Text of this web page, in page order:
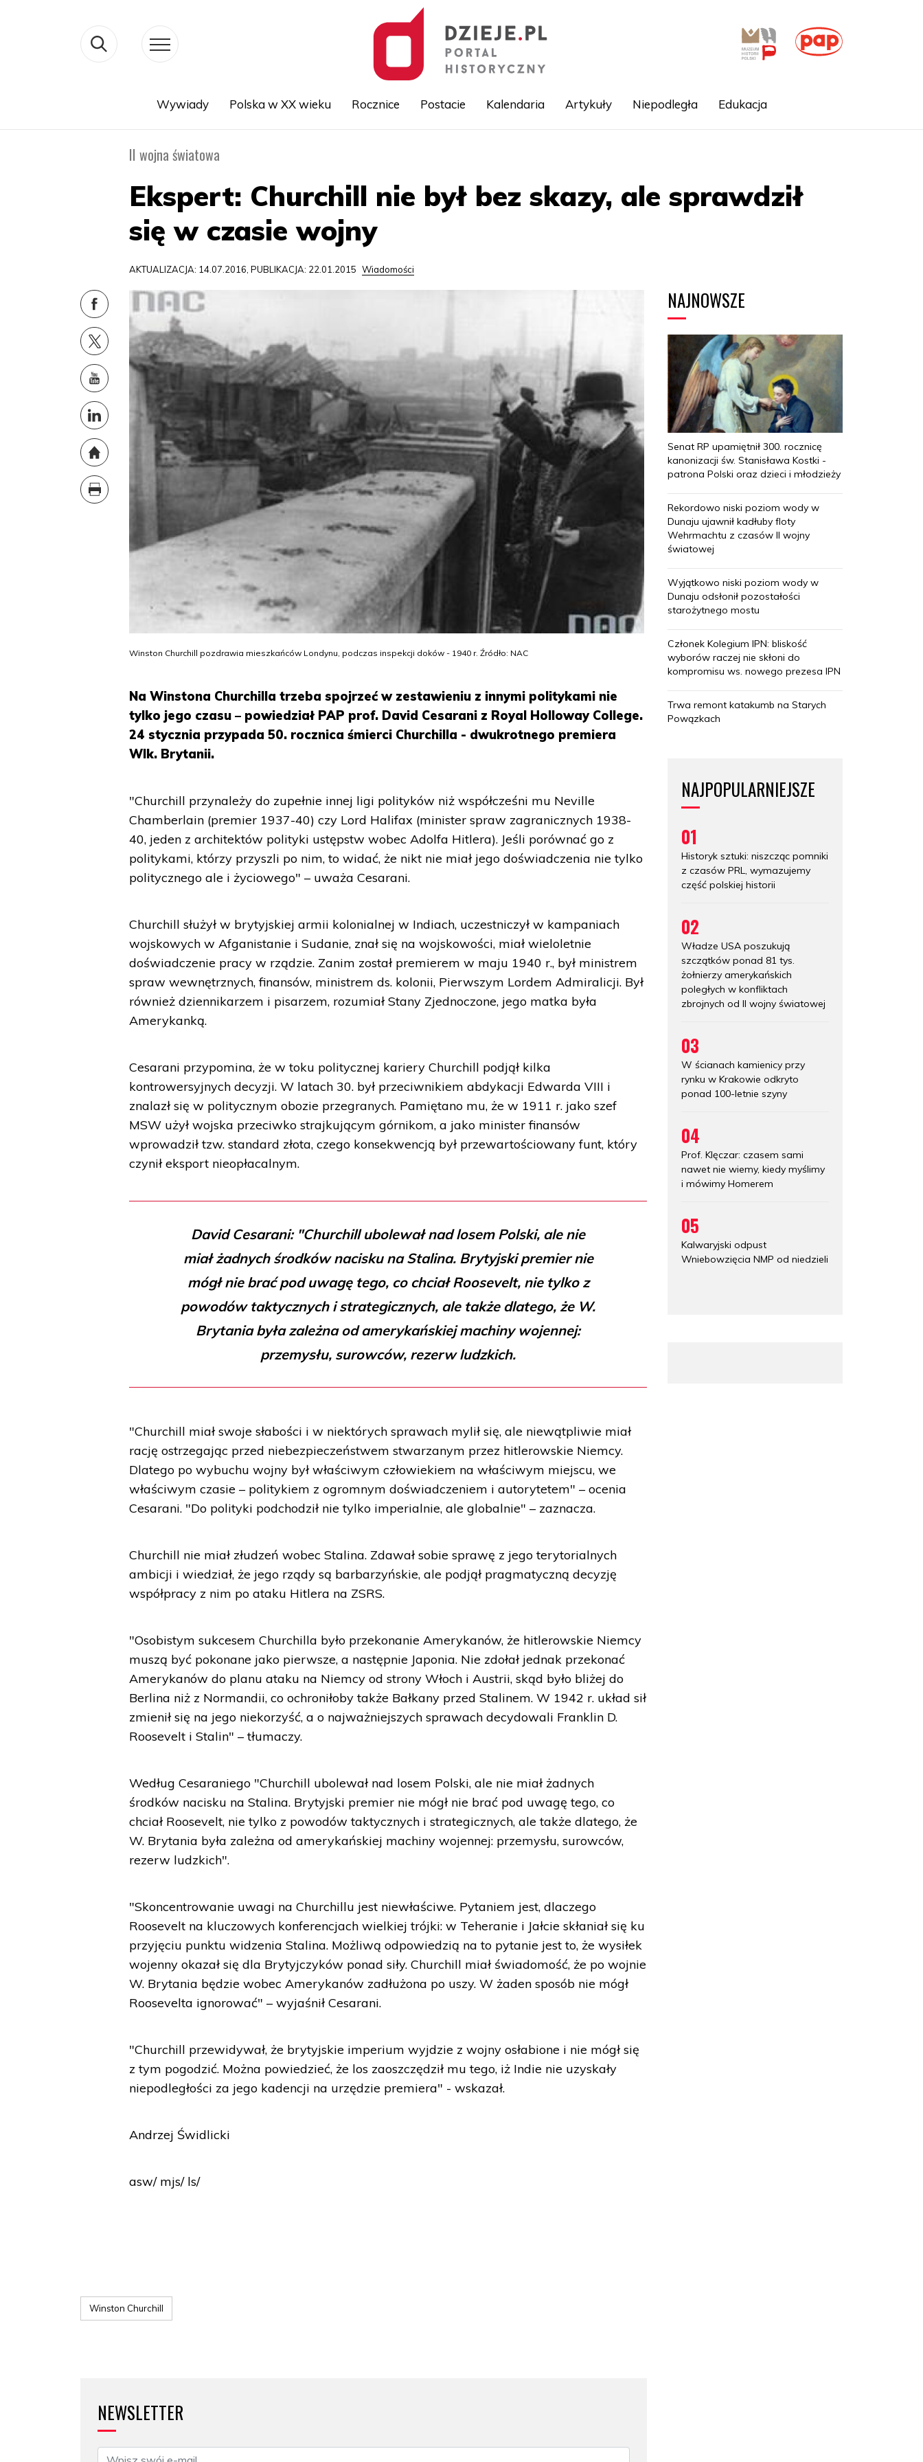
Wywiady Polska w XX wieku Rocznice Postacie Kalendaria Artykuły Niepodległa Edukacja
II wojna światowa
Ekspert: Churchill nie był bez skazy, ale sprawdził
się w czasie wojny
AKTUALIZACJA: 14.07.2016, PUBLIKACJA: 22.01.2015 Wiadomości
Winston Churchill pozdrawia mieszkańców Londynu, podczas inspekcji doków - 1940 r. Źródło: NAC
Na Winstona Churchilla trzeba spojrzeć w zestawieniu z innymi politykami nie
tylko jego czasu – powiedział PAP prof. David Cesarani z Royal Holloway College.
24 stycznia przypada 50. rocznica śmierci Churchilla - dwukrotnego premiera
Wlk. Brytanii.
"Churchill przynależy do zupełnie innej ligi polityków niż współcześni mu Neville
Chamberlain (premier 1937-40) czy Lord Halifax (minister spraw zagranicznych 1938-
40, jeden z architektów polityki ustępstw wobec Adolfa Hitlera). Jeśli porównać go z
politykami, którzy przyszli po nim, to widać, że nikt nie miał jego doświadczenia nie tylko
politycznego ale i życiowego" – uważa Cesarani.
Churchill służył w brytyjskiej armii kolonialnej w Indiach, uczestniczył w kampaniach
wojskowych w Afganistanie i Sudanie, znał się na wojskowości, miał wieloletnie
doświadczenie pracy w rządzie. Zanim został premierem w maju 1940 r., był ministrem
spraw wewnętrznych, finansów, ministrem ds. kolonii, Pierwszym Lordem Admiralicji. Był
również dziennikarzem i pisarzem, rozumiał Stany Zjednoczone, jego matka była
Amerykanką.
Cesarani przypomina, że w toku politycznej kariery Churchill podjął kilka
kontrowersyjnych decyzji. W latach 30. był przeciwnikiem abdykacji Edwarda VIII i
znalazł się w politycznym obozie przegranych. Pamiętano mu, że w 1911 r. jako szef
MSW użył wojska przeciwko strajkującym górnikom, a jako minister finansów
wprowadził tzw. standard złota, czego konsekwencją był przewartościowany funt, który
czynił eksport nieopłacalnym.
David Cesarani: "Churchill ubolewał nad losem Polski, ale nie
miał żadnych środków nacisku na Stalina. Brytyjski premier nie
mógł nie brać pod uwagę tego, co chciał Roosevelt, nie tylko z
powodów taktycznych i strategicznych, ale także dlatego, że W.
Brytania była zależna od amerykańskiej machiny wojennej:
przemysłu, surowców, rezerw ludzkich.
"Churchill miał swoje słabości i w niektórych sprawach mylił się, ale niewątpliwie miał
rację ostrzegając przed niebezpieczeństwem stwarzanym przez hitlerowskie Niemcy.
Dlatego po wybuchu wojny był właściwym człowiekiem na właściwym miejscu, we
właściwym czasie – politykiem z ogromnym doświadczeniem i autorytetem" – ocenia
Cesarani. "Do polityki podchodził nie tylko imperialnie, ale globalnie" – zaznacza.
Churchill nie miał złudzeń wobec Stalina. Zdawał sobie sprawę z jego terytorialnych
ambicji i wiedział, że jego rządy są barbarzyńskie, ale podjął pragmatyczną decyzję
współpracy z nim po ataku Hitlera na ZSRS.
"Osobistym sukcesem Churchilla było przekonanie Amerykanów, że hitlerowskie Niemcy
muszą być pokonane jako pierwsze, a następnie Japonia. Nie zdołał jednak przekonać
Amerykanów do planu ataku na Niemcy od strony Włoch i Austrii, skąd było bliżej do
Berlina niż z Normandii, co ochroniłoby także Bałkany przed Stalinem. W 1942 r. układ sił
zmienił się na jego niekorzyść, a o najważniejszych sprawach decydowali Franklin D.
Roosevelt i Stalin" – tłumaczy.
Według Cesaraniego "Churchill ubolewał nad losem Polski, ale nie miał żadnych
środków nacisku na Stalina. Brytyjski premier nie mógł nie brać pod uwagę tego, co
chciał Roosevelt, nie tylko z powodów taktycznych i strategicznych, ale także dlatego, że
W. Brytania była zależna od amerykańskiej machiny wojennej: przemysłu, surowców,
rezerw ludzkich".
"Skoncentrowanie uwagi na Churchillu jest niewłaściwe. Pytaniem jest, dlaczego
Roosevelt na kluczowych konferencjach wielkiej trójki: w Teheranie i Jałcie skłaniał się ku
przyjęciu punktu widzenia Stalina. Możliwą odpowiedzią na to pytanie jest to, że wysiłek
wojenny okazał się dla Brytyjczyków ponad siły. Churchill miał świadomość, że po wojnie
W. Brytania będzie wobec Amerykanów zadłużona po uszy. W żaden sposób nie mógł
Roosevelta ignorować" – wyjaśnił Cesarani.
"Churchill przewidywał, że brytyjskie imperium wyjdzie z wojny osłabione i nie mógł się
z tym pogodzić. Można powiedzieć, że los zaoszczędził mu tego, iż Indie nie uzyskały
niepodległości za jego kadencji na urzędzie premiera" - wskazał.
Andrzej Świdlicki
asw/ mjs/ ls/
Winston Churchill
NEWSLETTER
NAJNOWSZE
Senat RP upamiętnił 300. rocznicę
kanonizacji św. Stanisława Kostki -
patrona Polski oraz dzieci i młodzieży
Rekordowo niski poziom wody w
Dunaju ujawnił kadłuby floty
Wehrmachtu z czasów II wojny
światowej
Wyjątkowo niski poziom wody w
Dunaju odsłonił pozostałości
starożytnego mostu
Członek Kolegium IPN: bliskość
wyborów raczej nie skłoni do
kompromisu ws. nowego prezesa IPN
Trwa remont katakumb na Starych
Powązkach
NAJPOPULARNIEJSZE
01
Historyk sztuki: niszcząc pomniki
z czasów PRL, wymazujemy
część polskiej historii
02
Władze USA poszukują
szczątków ponad 81 tys.
żołnierzy amerykańskich
poległych w konfliktach
zbrojnych od II wojny światowej
03
W ścianach kamienicy przy
rynku w Krakowie odkryto
ponad 100-letnie szyny
04
Prof. Klęczar: czasem sami
nawet nie wiemy, kiedy myślimy
i mówimy Homerem
05
Kalwaryjski odpust
Wniebowzięcia NMP od niedzieli